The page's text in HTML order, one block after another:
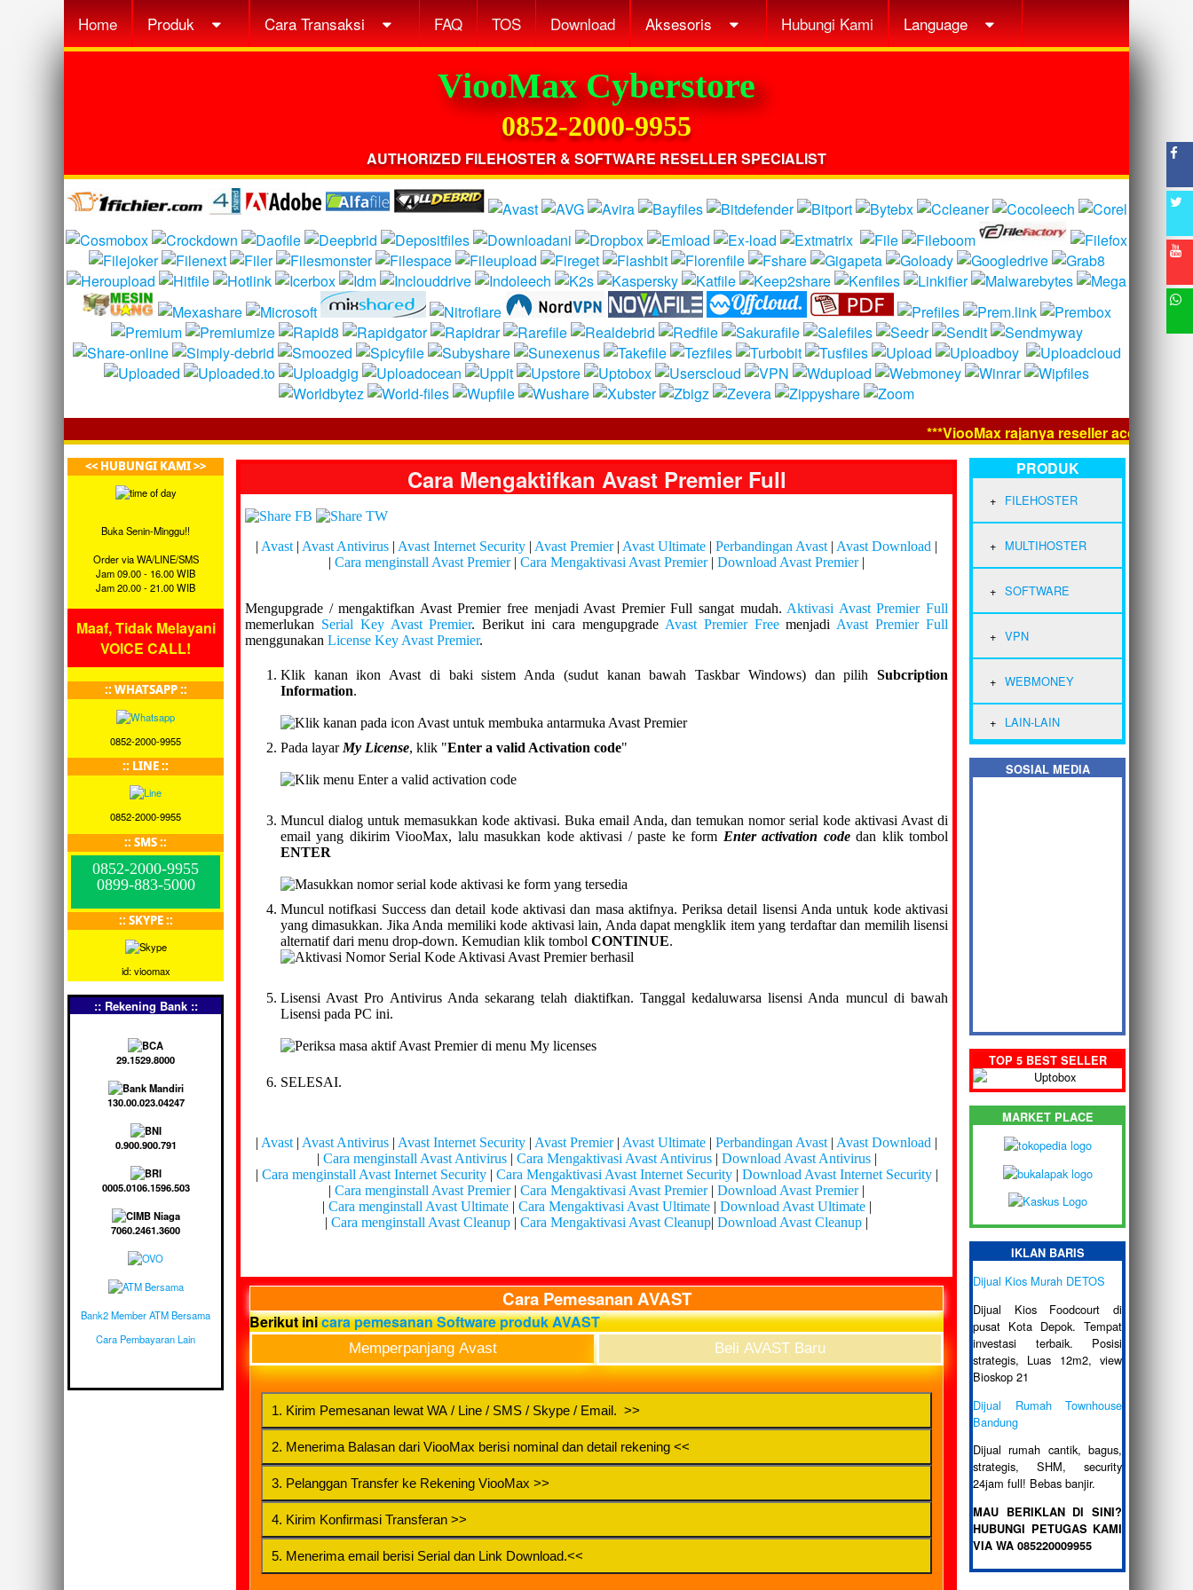
Home Produk Cara Transaksi FAQ TOS Download Aksesoris Hubungi Kami Language
ViooMax Cyberstore
0852-2000-9955
AUTHORIZED FILEHOSTER & SOFTWARE RESELLER SPECIALIST
***ViooMax rajanya reseller account
<< HUBUNGI KAMI >>
Buka Senin-Minggu!!
Order via WA/LINE/SMS
Jam 09.00 - 16.00 WIB
Jam 20.00 - 21.00 WIB
Maaf, Tidak Melayani
VOICE CALL!
:: WHATSAPP ::
0852-2000-9955
:: LINE ::
0852-2000-9955
:: SMS ::
0852-2000-9955
0899-883-5000
:: SKYPE ::
id: vioomax
:: Rekening Bank ::
29.1529.8000
130.00.023.04247
0.900.900.791
0005.0106.1596.503
7060.2461.3600
Bank2 Member ATM Bersama
Cara Pembayaran Lain
Cara Mengaktifkan Avast Premier Full
| Avast | Avast Antivirus | Avast Internet Security | Avast Premier| Avast Ultimate | Perbandingan Avast | Avast Download |
| Cara menginstall Avast Premier | Cara Mengaktivasi Avast Premier | Download Avast Premier|
Mengupgrade / mengaktifkan Avast Premier free menjadi Avast Premier Full sangat mudah. Aktivasi Avast Premier Full
memerlukan Serial Key Avast Premier. Berikut ini cara mengupgrade Avast Premier Freemenjadi Avast Premier Full
menggunakan License Key Avast Premier.
Klik kanan ikon Avast di baki sistem Anda (sudut kanan bawah Taskbar Windows) dan pilih Subcription
Information.
Pada layar My License, klik "Enter a valid Activation code"
Muncul dialog untuk memasukkan kode aktivasi. Buka email Anda, dan temukan nomor serial kode aktivasi Avast di
email yang dikirim ViooMax, lalu masukkan kode aktivasi / paste ke form Enter activation codedan klik tombol
ENTER
Muncul notifkasi Success dan detail kode aktivasi dan masa aktifnya. Periksa detail lisensi Anda untuk kode aktivasi
yang dimasukkan. Jika Anda memiliki kode aktivasi lain, Anda dapat mengklik item yang terdaftar dan memilih lisensi
alternatif dari menu drop-down. Kemudian klik tombol CONTINUE.
Lisensi Avast Pro Antivirus Anda sekarang telah diaktifkan. Tanggal kedaluwarsa lisensi Anda muncul di bawah
Lisensi pada PC ini.
SELESAI.
| Avast | Avast Antivirus | Avast Internet Security | Avast Premier| Avast Ultimate | Perbandingan Avast | Avast Download |
| Cara menginstall Avast Antivirus| Cara Mengaktivasi Avast Antivirus| Download Avast Antivirus|
| Cara menginstall Avast Internet Security | Cara Mengaktivasi Avast Internet Security| Download Avast Internet Security|
| Cara menginstall Avast Premier | Cara Mengaktivasi Avast Premier | Download Avast Premier|
| Cara menginstall Avast Ultimate | Cara Mengaktivasi Avast Ultimate | Download Avast Ultimate|
| Cara menginstall Avast Cleanup | Cara Mengaktivasi Avast Cleanup| Download Avast Cleanup |
Cara Pemesanan AVAST
Berikut inicara pemesanan Software produk AVAST
Memperpanjang Avast Beli AVAST Baru
1. Kirim Pemesanan lewat WA / Line / SMS / Skype / Email. >>
2. Menerima Balasan dari ViooMax berisi nominal dan detail rekening <<
3. Pelanggan Transfer ke Rekening ViooMax >>
4. Kirim Konfirmasi Transferan >>
5. Menerima email berisi Serial dan Link Download.<<
PRODUK
FILEHOSTER
MULTIHOSTER
SOFTWARE
VPN
WEBMONEY
LAIN-LAIN
SOSIAL MEDIA
TOP 5 BEST SELLER
MARKET PLACE
IKLAN BARIS
Dijual Kios Murah DETOS
Dijual Kios Foodcourt di
pusat Kota Depok. Tempat
investasi terbaik. Posisi
strategis, Luas 12m2, view
Bioskop 21
Dijual Rumah Townhouse
Bandung
Dijual rumah cantik, bagus,
strategis, SHM, security
24jam full! Bebas banjir.
MAU BERIKLAN DI SINI?
HUBUNGI PETUGAS KAMI
VIA WA 085220009955